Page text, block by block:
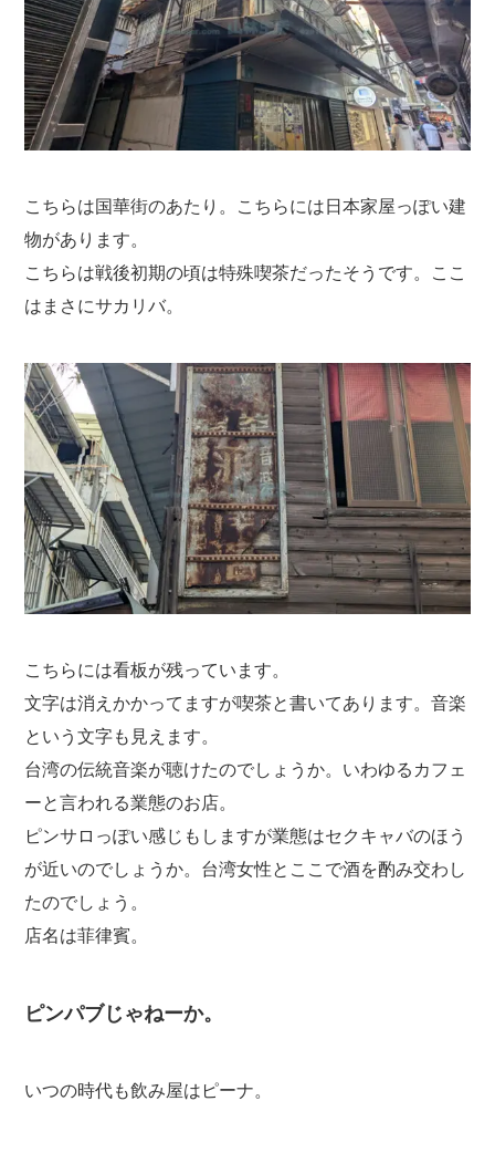
こちらは国華街のあたり。こちらには日本家屋っぽい建
物があります。
こちらは戦後初期の頃は特殊喫茶だったそうです。ここ
はまさにサカリバ。
こちらには看板が残っています。
文字は消えかかってますが喫茶と書いてあります。音楽
という文字も見えます。
台湾の伝統音楽が聴けたのでしょうか。いわゆるカフェ
ーと言われる業態のお店。
ピンサロっぽい感じもしますが業態はセクキャバのほう
が近いのでしょうか。台湾女性とここで酒を酌み交わし
たのでしょう。
店名は菲律賓。
ピンパブじゃねーか。
いつの時代も飲み屋はピーナ。